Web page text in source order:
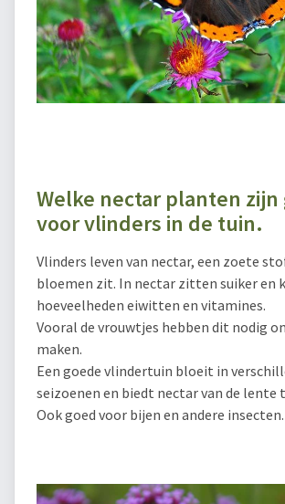
Welke nectar planten
voor vlinders in de tuin.
Vlinders leven van nectar, een zoete
bloemen zit. In nectar zitten suiker en
hoeveelheden eiwitten en vitamines.
Vooral de vrouwtjes hebben dit nodig
maken.
Een goede vlindertuin bloeit in
seizoenen en biedt nectar van de lente
Ook goed voor bijen en andere insecten.